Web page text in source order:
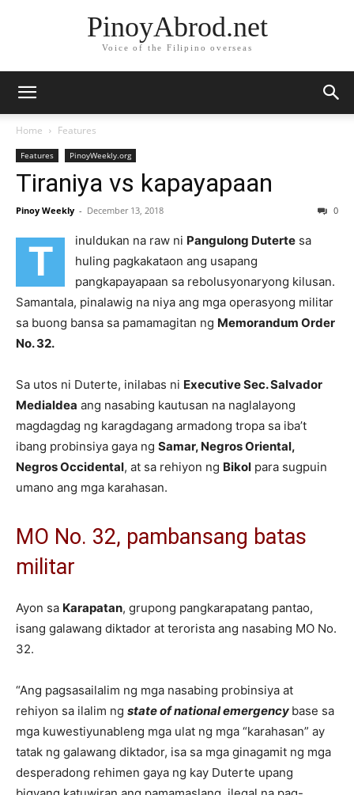
PinoyAbrod.net
Voice of the Filipino overseas
Home Features
Features PinoyWeekly.org
Tiraniya vs kapayapaan
Pinoy Weekly - December 13, 2018 0
T inuldukan na raw ni Pangulong Duterte sa
huling pagkakataon ang usapang
pangkapayapaan sa rebolusyonaryong kilusan.
Samantala, pinalawig na niya ang mga operasyong militar
sa buong bansa sa pamamagitan ng Memorandum Order
No. 32.
Sa utos ni Duterte, inilabas ni Executive Sec. Salvador
Medialdea ang nasabing kautusan na naglalayong
magdagdag ng karagdagang armadong tropa sa iba’t
ibang probinsiya gaya ng Samar, Negros Oriental,
Negros Occidental, at sa rehiyon ng Bikol para sugpuin
umano ang mga karahasan.
MO No. 32, pambansang batas
militar
Ayon sa Karapatan, grupong pangkarapatang pantao,
isang galawang diktador at terorista ang nasabing MO No.
32.
“Ang pagsasailalim ng mga nasabing probinsiya at
rehiyon sa ilalim ng state of national emergency base sa
mga kuwestiyunableng mga ulat ng mga “karahasan” ay
tatak ng galawang diktador, isa sa mga ginagamit ng mga
desperadong rehimen gaya ng kay Duterte upang